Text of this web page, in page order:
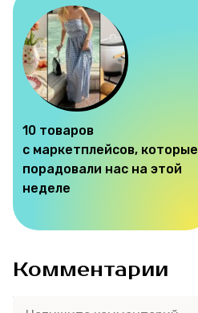
10 товаров
с маркетплейсов, которые
порадовали нас на этой
неделе
Комментарии